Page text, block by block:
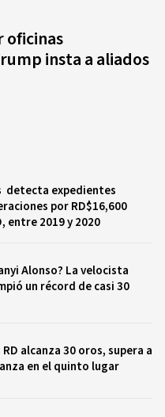
oficinas
insta a aliados
detecta expedientes
por RD$16,600
entre 2019 y 2020
Alonso? La velocista
un récord de casi 30
alcanza 30 oros, supera a
en el quinto lugar